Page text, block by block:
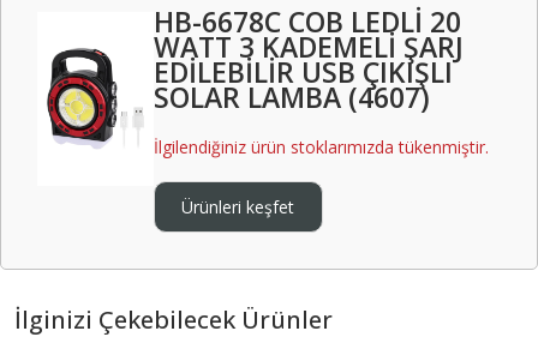
HB-6678C COB LEDLİ 20
WATT 3 KADEMELİ ŞARJ
EDİLEBİLİR USB ÇIKIŞLI
SOLAR LAMBA (4607)
İlgilendiğiniz ürün stoklarımızda tükenmiştir.
Ürünleri keşfet
İlginizi Çekebilecek Ürünler